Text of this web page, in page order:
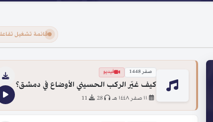
قائمة تشغيل
صفر 1448 فيديو
كيف غيّر الركب الحسيني الأوضاع في دمشق؟
28